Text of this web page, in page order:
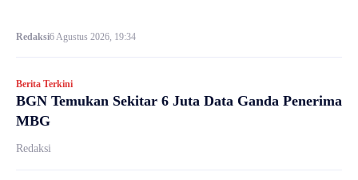
Redaksi6 Agustus 2026, 19:34
Berita Terkini
BGN Temukan Sekitar 6 Juta Data Ganda Penerima
MBG
Redaksi